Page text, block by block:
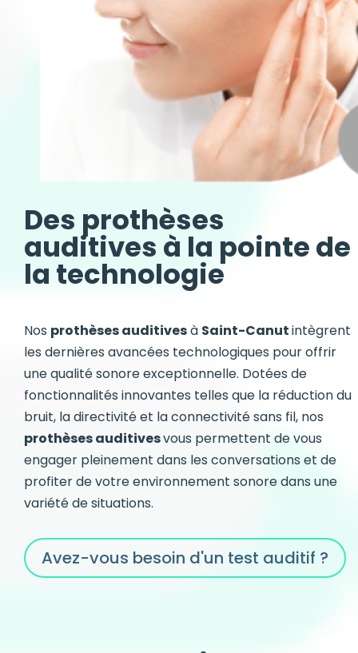
Des prothèses
auditives à la pointe de
la technologie
Nos prothèses auditivesà Saint-Canutintègrent
les dernières avancées technologiques pour offrir
une qualité sonore exceptionnelle. Dotées de
fonctionnalités innovantes telles que la réduction du
bruit, la directivité et la connectivité sans fil, nos
prothèses auditivesvous permettent de vous
engager pleinement dans les conversations et de
profiter de votre environnement sonore dans une
variété de situations.
Avez-vous besoin d'un test auditif ?